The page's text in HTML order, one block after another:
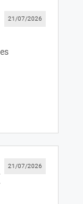
21/07/2026
21/07/2026